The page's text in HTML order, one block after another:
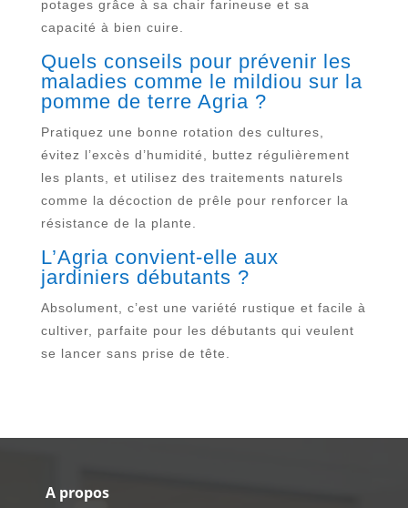
potages grâce à sa chair farineuse et sa
capacité à bien cuire.
Quels conseils pour prévenir les
maladies comme le mildiou sur la
pomme de terre Agria ?
Pratiquez une bonne rotation des cultures,
évitez l’excès d’humidité, buttez régulièrement
les plants, et utilisez des traitements naturels
comme la décoction de prêle pour renforcer la
résistance de la plante.
L’Agria convient-elle aux
jardiniers débutants ?
Absolument, c’est une variété rustique et facile à
cultiver, parfaite pour les débutants qui veulent
se lancer sans prise de tête.
A propos